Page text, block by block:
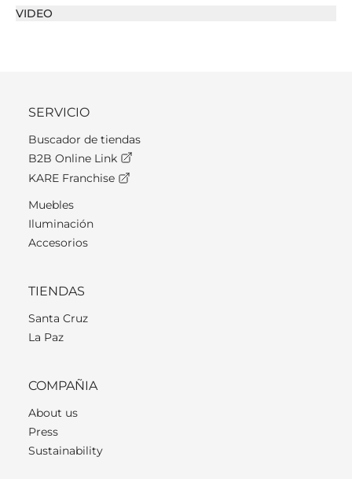
VIDEO
SERVICIO
Buscador de tiendas
B2B Online Link
KARE Franchise
Muebles
Iluminación
Accesorios
TIENDAS
Santa Cruz
La Paz
COMPAÑIA
About us
Press
Sustainability